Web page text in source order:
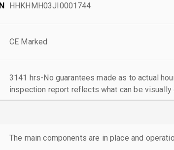
HHKHMH03JI0001744
CE Marked
3141 hrs-No guarantees made as to actual
inspection report reflects what can be visually
The main components are in place and